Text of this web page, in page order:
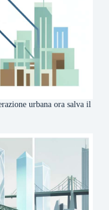
urbana ora salva il